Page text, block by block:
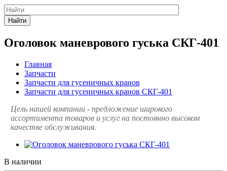
Найти
Оголовок маневрового гуська СКГ-401
Главная
Запчасти
Запчасти для гусеничных кранов
Запчасти для гусеничных кранов СКГ-401
Цель нашей компании - предложение широкого
ассортимента товаров и услуг на постоянно высоком
качестве обслуживания.
В наличии